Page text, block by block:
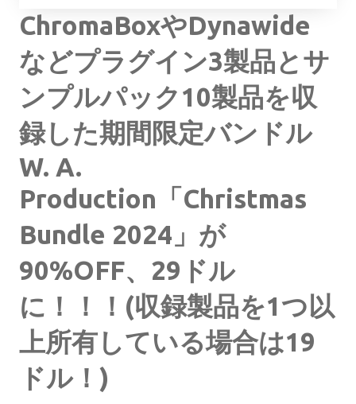
ChromaBoxやDynawide
などプラグイン3製品とサ
ンプルパック10製品を収
録した期間限定バンドル
W. A.
Production「Christmas
Bundle 2024」が
90%OFF、29ドル
に！！！(収録製品を1つ以
上所有している場合は19
ドル！)